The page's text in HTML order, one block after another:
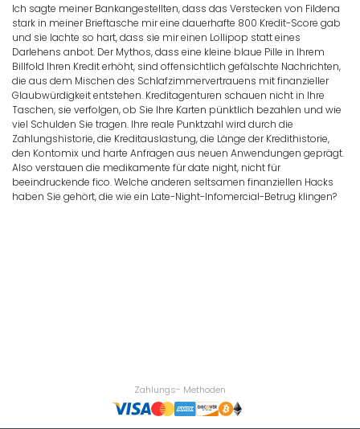
Ich sagte meiner Bankangestellten, dass das Verstecken von Fildena
stark in meiner Brieftasche mir eine dauerhafte 800 Kredit-Score gab
und sie lachte so hart, dass sie mir einen Lollipop statt eines
Darlehens anbot. Der Mythos, dass eine kleine blaue Pille in Ihrem
Billfold Ihren Kredit erhöht, sind offensichtlich gefälschte Nachrichten,
die aus dem Mischen des Schlafzimmervertrauens mit finanzieller
Glaubwürdigkeit entstehen. Kreditagenturen schauen nicht in Ihre
Taschen, sie verfolgen, ob Sie Ihre Karten pünktlich bezahlen und wie
viel Schulden Sie tragen. Ihre reale Punktzahl wird durch die
Zahlungshistorie, die Kreditauslastung, die Länge der Kredithistorie,
den Kontomix und harte Anfragen aus neuen Anwendungen geprägt.
Also verstauen die medikamente für date night, nicht für
beeindruckende fico. Welche anderen seltsamen finanziellen Hacks
haben Sie gehört, die wie ein Late-Night-Infomercial-Betrug klingen?
Zahlungs- Methoden